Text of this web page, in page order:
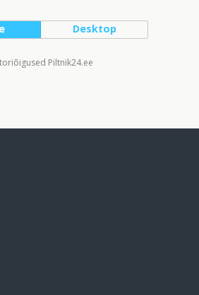
Desktop
Piltnik24.ee